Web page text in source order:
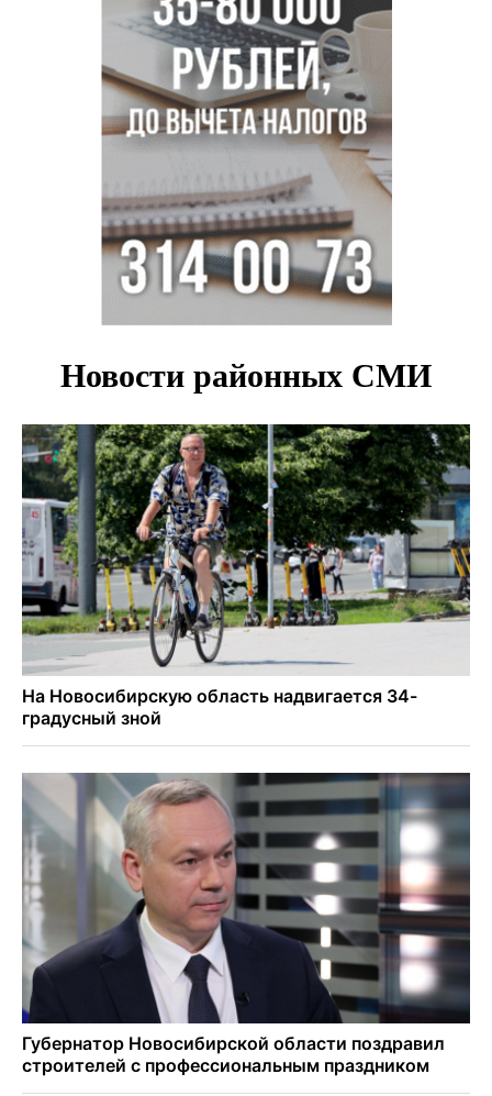
Остановку электричек о.п. Радуга Сибири начали строить